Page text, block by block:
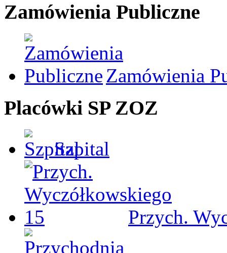
Zamówienia Publiczne
Zamówienia
Placówki SP ZOZ
Szpital
Przych.